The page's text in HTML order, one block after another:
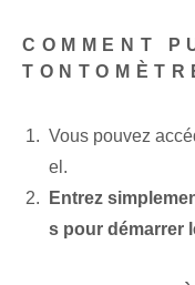
COMMENT
Vous pouvez
el.
Entrez
s pour démarrer